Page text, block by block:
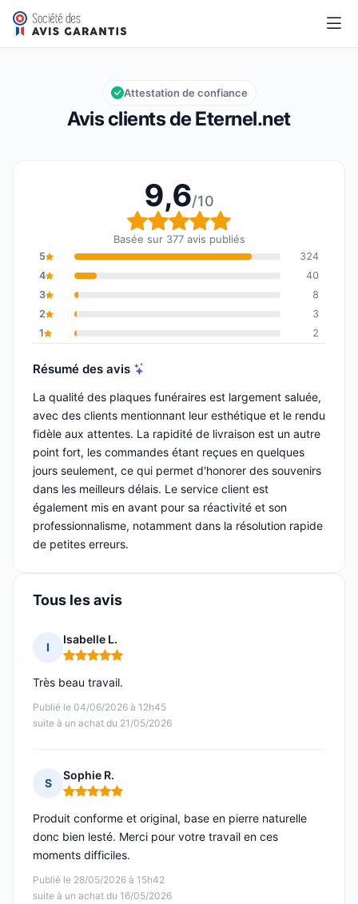
Eternel.net
Note globale : 9,6 sur 10
9,6/10
Avis clients de Eternel.net
Attestation de confiance
9,6/10
Note globale : 9,6 sur
Basée sur 377 avis publiés
5
324
4
40
3
8
2
3
1
2
Résumé des avis
La qualité des plaques funéraires est largement saluée,
avec des clients mentionnant leur esthétique et le rendu
fidèle aux attentes. La rapidité de livraison est un autre
point fort, les commandes étant reçues en quelques
jours seulement, ce qui permet d'honorer des souvenirs
dans les meilleurs délais. Le service client est
également mis en avant pour sa réactivité et son
professionnalisme, notamment dans la résolution rapide
de petites erreurs.
Tous les avis
I
Isabelle L.
Note : 5 sur 5
Publié le 04/06/2026 à 12h45
suite à un achat du 21/05/2026
Très beau travail.
S
Sophie R.
Note : 5 sur 5
Publié le 28/05/2026 à 15h42
suite à un achat du 16/05/2026
Produit conforme et original, base en pierre naturelle
donc bien lesté. Merci pour votre travail en ces
moments difficiles.